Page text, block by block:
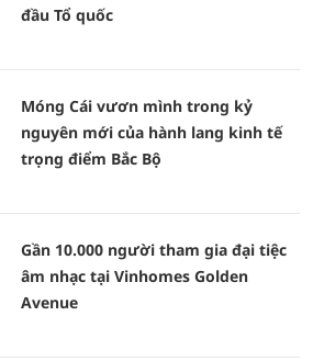
đầu Tổ quốc
Móng Cái vươn mình trong kỷ
nguyên mới của hành lang kinh tế
trọng điểm Bắc Bộ
Gần 10.000 người tham gia đại tiệc
âm nhạc tại Vinhomes Golden
Avenue